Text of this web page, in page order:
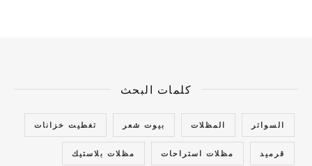
كلمات البحث
السواتر المظلات بيوت شعر تغطيت خزانات
قرميد مظلات استراحات مظلات بلاستيك